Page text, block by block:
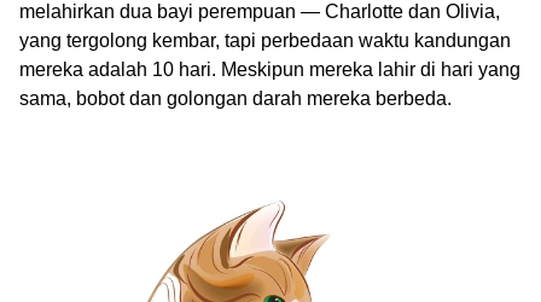
melahirkan dua bayi perempuan — Charlotte dan Olivia,
yang tergolong kembar, tapi perbedaan waktu kandungan
mereka adalah 10 hari. Meskipun mereka lahir di hari yang
sama, bobot dan golongan darah mereka berbeda.